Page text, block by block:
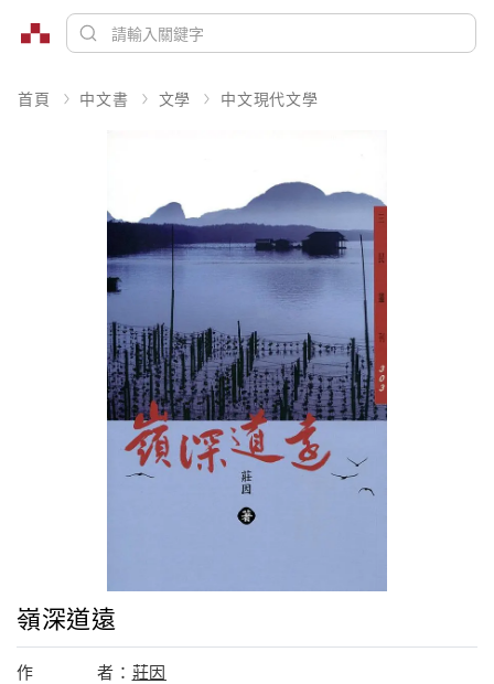
首頁 中文書 文學 中文現代文學
嶺深道遠
作 者： 莊因